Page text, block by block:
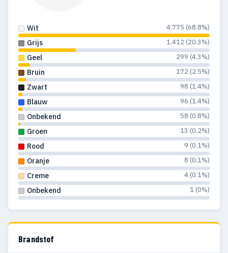
Wit 4.775 (68.8%)
Grijs 1.412 (20.3%)
Geel 299 (4.3%)
Bruin 172 (2.5%)
Zwart 98 (1.4%)
Blauw 96 (1.4%)
Onbekend 58 (0.8%)
Groen 13 (0.2%)
Rood 9 (0.1%)
Oranje 8 (0.1%)
Creme 4 (0.1%)
Onbekend 1 (0%)
Brandstof